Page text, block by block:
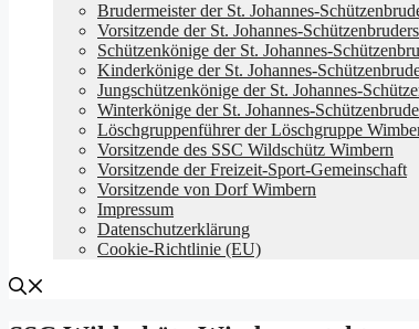
Brudermeister der St. Johannes-
Vorsitzende der St. Johannes-
Schützenkönige der St. Johannes-
Kinderkönige der St. Johannes-
Jungschützenkönige der St. Johannes-
Winterkönige der St. Johannes-
Löschgruppenführer der Löschgruppe
Vorsitzende des SSC Wildschütz Wimbern
Vorsitzende der Freizeit-Sport-Gemeinschaft
Vorsitzende von Dorf Wimbern
Impressum
Datenschutz­erklärung
Cookie-Richtlinie (EU)